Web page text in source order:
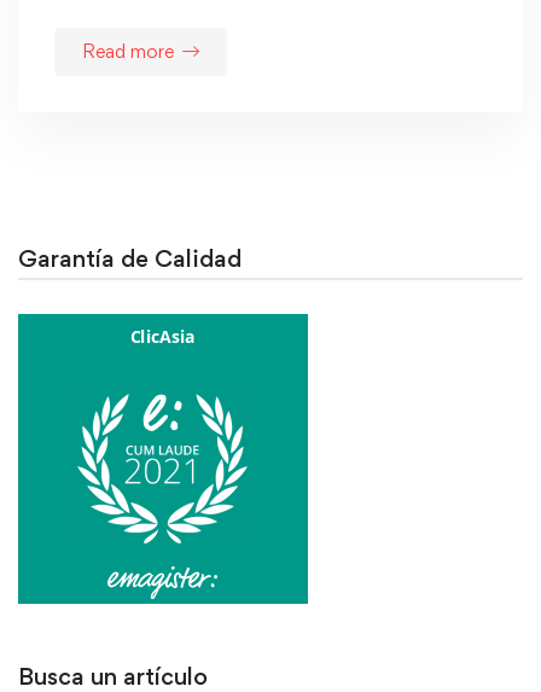
Read more
Garantía de Calidad
Busca un artículo